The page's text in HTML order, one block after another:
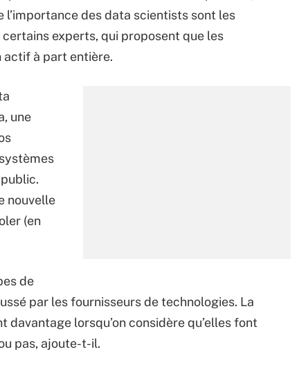
l’importance des data scientists sont les
experts, qui proposent que les
actif à part entière.
une
nouvelle
(en
de
par les fournisseurs de technologies. La
lorsqu’on considère qu’elles font
pas, ajoute-t-il.